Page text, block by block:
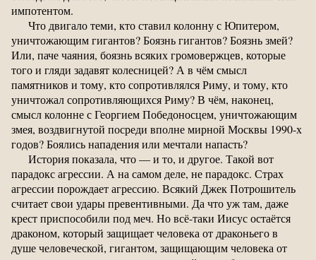
импотентом.
Что двигало теми, кто ставил колонну с Юпитером,
уничтожающим гигантов? Боязнь гигантов? Боязнь змей?
Или, паче чаяния, боязнь всяких громовержцев, которые
того и гляди задавят колесницей? А в чём смысл
памятников и тому, кто сопротивлялся Риму, и тому, кто
уничтожал сопротивляющихся Риму? В чём, наконец,
смысл колонне с Георгием Победоносцем, уничтожающим
змея, воздвигнутой посреди вполне мирной Москвы 1990-х
годов? Боялись нападения или мечтали напасть?
История показала, что — и то, и другое. Такой вот
парадокс агрессии. А на самом деле, не парадокс. Страх
агрессии порождает агрессию. Всякий Джек Потрошитель
считает свои удары превентивными. Да что уж там, даже
крест приспособили под меч. Но всё-таки Иисус остаётся
драконом, который защищает человека от драконьего в
душе человеческой, гигантом, защищающим человека от